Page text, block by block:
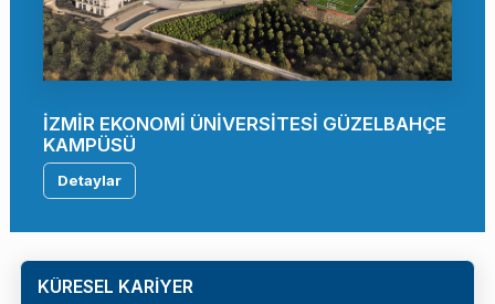
İZMİR EKONOMİ ÜNİVERSİTESİ GÜZELBAHÇE
KAMPÜSÜ
Detaylar
KÜRESEL KARİYER